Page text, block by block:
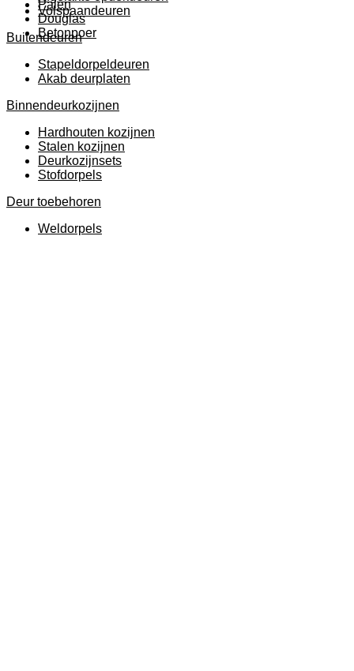
Palen
Douglas
Betonpoer
Volspaandeuren
Buitendeuren
Stapeldorpeldeuren
Akab deurplaten
Binnendeurkozijnen
Hardhouten kozijnen
Stalen kozijnen
Deurkozijnsets
Stofdorpels
Deur toebehoren
Weldorpels